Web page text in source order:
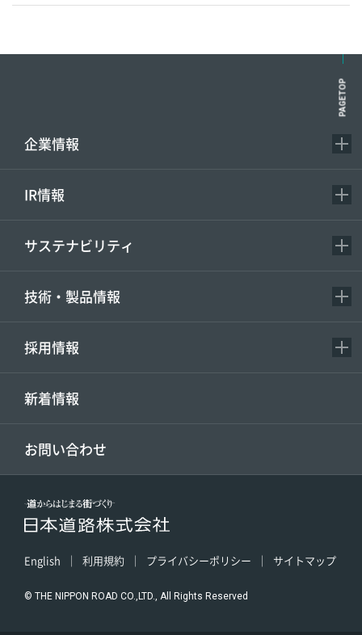
PAGETOP
企業情報
IR情報
サステナビリティ
技術・製品情報
採用情報
新着情報
お問い合わせ
English 利用規約 プライバシーポリシー サイトマップ
© THE NIPPON ROAD CO.,LTD., All Rights Reserved